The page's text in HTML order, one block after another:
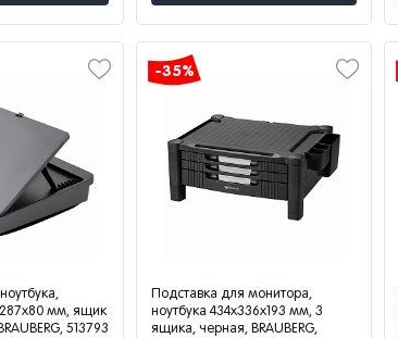
мм, ящик
513793
-35%
Подставка для монитора,
ноутбука 434х336х193 мм, 3
ящика, черная, BRAUBERG,